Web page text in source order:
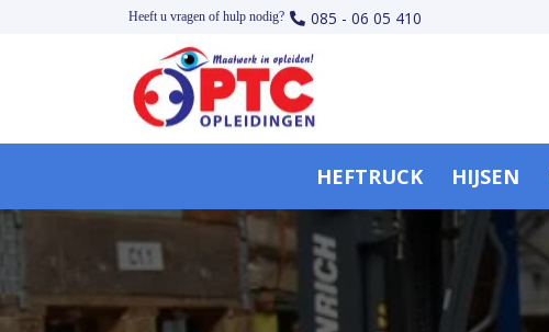
Heeft u vragen of hulp nodig? 085 - 06 05 410
HEFTRUCK HIJSEN